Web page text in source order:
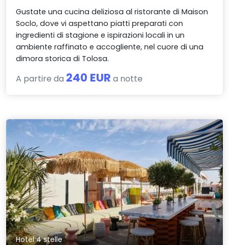
Gustate una cucina deliziosa al ristorante di Maison
Soclo, dove vi aspettano piatti preparati con
ingredienti di stagione e ispirazioni locali in un
ambiente raffinato e accogliente, nel cuore di una
dimora storica di Tolosa.
A partire da 240 EUR a notte
Hotel 4 stelle